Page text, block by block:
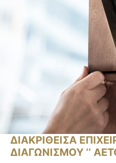
ΔΙΑΚΡΙΘΕΙΣΑ
ΔΙΑΓΩΝΙΣΜΟΥ ‘’